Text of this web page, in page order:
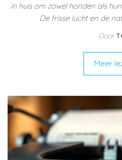
in huis om zowel honden als
De frisse lucht en de
Door
Meer